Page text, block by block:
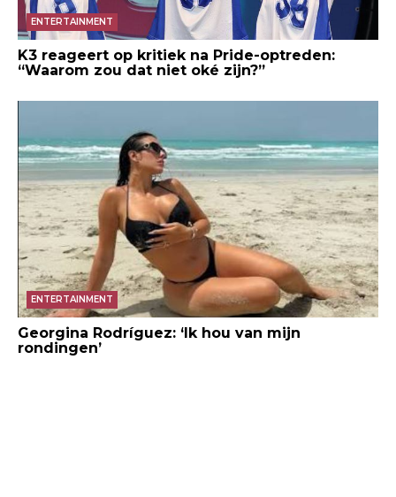
ENTERTAINMENT
K3 reageert op kritiek na Pride-optreden:
“Waarom zou dat niet oké zijn?”
ENTERTAINMENT
Georgina Rodríguez: ‘Ik hou van mijn
rondingen’